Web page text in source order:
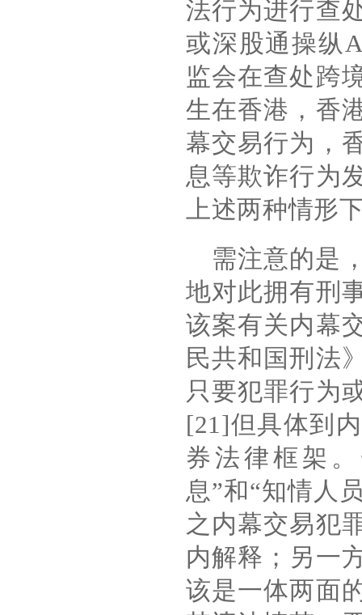
法行为进行查
或深股通操纵
监会在查处跨
生在香港，香
幕交易行为，
息等欺诈行为
上述两种情形
需注意的是
地对此拥有刑
该案有关内幕
民共和国刑法
只要犯罪行为
[21]但具体到
券法律框架
息”和 “知情人
之内幕交易犯
内解释；另一
该是一体两面